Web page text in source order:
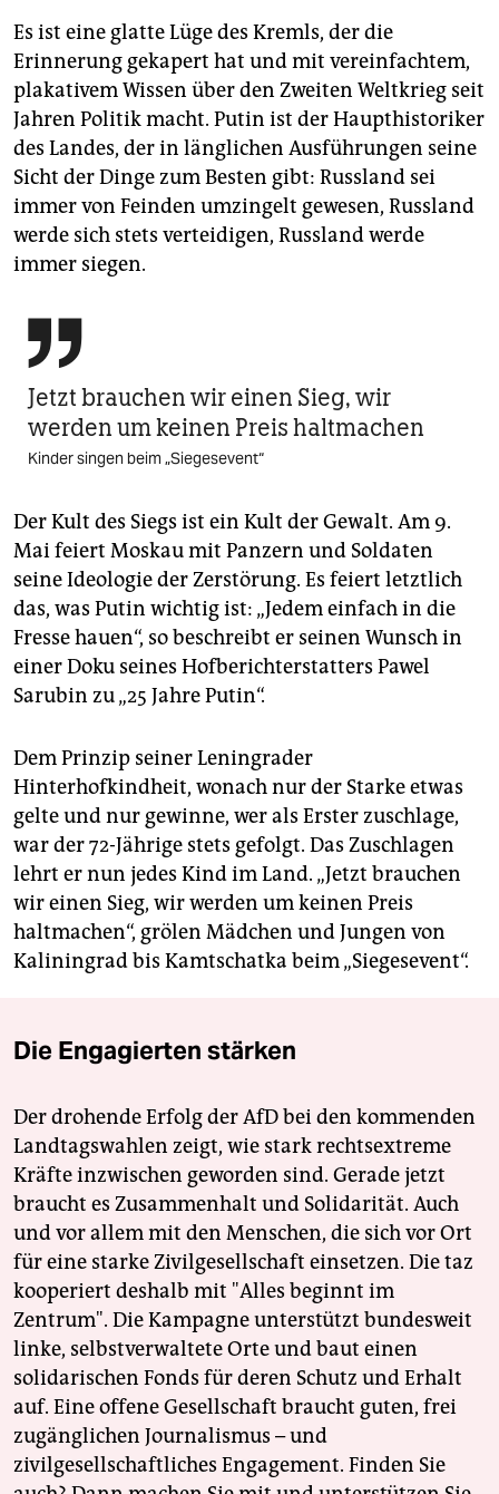
Es ist eine glatte Lüge des Kremls, der die
Erinnerung gekapert hat und mit vereinfachtem,
plakativem Wissen über den Zweiten Weltkrieg seit
Jahren Politik macht. Putin ist der Haupthistoriker
des Landes, der in länglichen Ausführungen seine
Sicht der Dinge zum Besten gibt: Russland sei
immer von Feinden umzingelt gewesen, Russland
werde sich stets verteidigen, Russland werde
immer siegen.

Jetzt brauchen wir einen Sieg, wir
werden um keinen Preis haltmachen
Kinder singen beim „Siegesevent“
Der Kult des Siegs ist ein Kult der Gewalt. Am 9.
Mai feiert Moskau mit Panzern und Soldaten
seine Ideologie der Zerstörung. Es feiert letztlich
das, was Putin wichtig ist: „Jedem einfach in die
Fresse hauen“, so beschreibt er seinen Wunsch in
einer Doku seines Hofberichterstatters Pawel
Sarubin zu „25 Jahre Putin“.
Dem Prinzip seiner Leningrader
Hinterhofkindheit, wonach nur der Starke etwas
gelte und nur gewinne, wer als Erster zuschlage,
war der 72-Jährige stets gefolgt. Das Zuschlagen
lehrt er nun jedes Kind im Land. „Jetzt brauchen
wir einen Sieg, wir werden um keinen Preis
haltmachen“, grölen Mädchen und Jungen von
Kaliningrad bis Kamtschatka beim „Siegesevent“.
Die Engagierten stärken
Der drohende Erfolg der AfD bei den kommenden
Landtagswahlen zeigt, wie stark rechtsextreme
Kräfte inzwischen geworden sind. Gerade jetzt
braucht es Zusammenhalt und Solidarität. Auch
und vor allem mit den Menschen, die sich vor Ort
für eine starke Zivilgesellschaft einsetzen. Die taz
kooperiert deshalb mit "Alles beginnt im
Zentrum". Die Kampagne unterstützt bundesweit
linke, selbstverwaltete Orte und baut einen
solidarischen Fonds für deren Schutz und Erhalt
auf. Eine offene Gesellschaft braucht guten, frei
zugänglichen Journalismus – und
zivilgesellschaftliches Engagement. Finden Sie